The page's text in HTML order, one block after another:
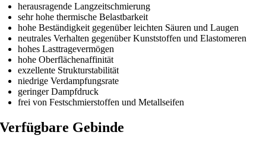
herausragende Langzeitschmierung
sehr hohe thermische Belastbarkeit
hohe Beständigkeit gegenüber leichten Säuren und Laugen
neutrales Verhalten gegenüber Kunststoffen und Elastomeren
hohes Lasttragevermögen
hohe Oberflächenaffinität
exzellente Strukturstabilität
niedrige Verdampfungsrate
geringer Dampfdruck
frei von Festschmierstoffen und Metallseifen
Verfügbare Gebinde